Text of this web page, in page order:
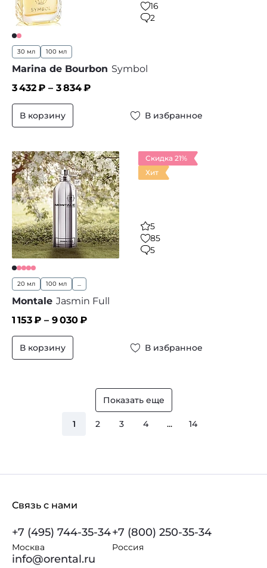
16
2
30 мл 100 мл
Marina de Bourbon Symbol
3 432₽ – 3 834₽
В корзину В избранное
Скидка 21%
Хит
5
85
5
20 мл 100 мл ...
Montale Jasmin Full
1 153₽ – 9 030₽
В корзину В избранное
Показать еще
1 2 3 4 ... 14
Связь с нами
+7 (495) 744-35-34
Москва
+7 (800) 250-35-34
Россия
info@orental.ru